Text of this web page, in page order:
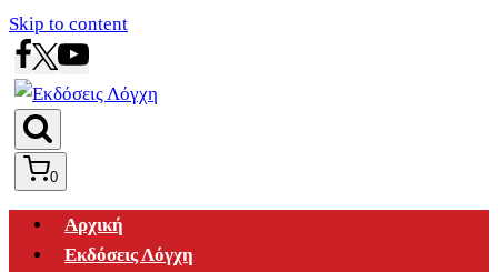
Skip to content
0
Αρχική
Εκδόσεις Λόγχη